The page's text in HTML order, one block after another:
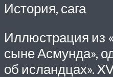
История, сага
Иллюстрация из
сыне Асмунда»,
об исландцах».